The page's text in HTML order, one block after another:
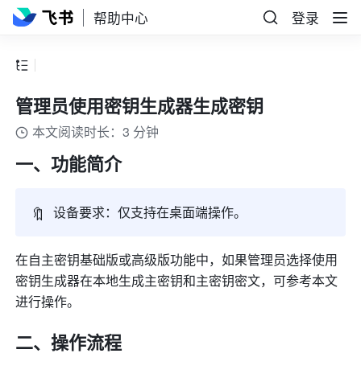
帮助中心 登录
管理员使用密钥生成器生成密钥
本文阅读时长：3 分钟
一、功能简介
🔖 设备要求：仅支持在桌面端操作。
在自主密钥基础版或高级版功能中，如果管理员选择使用
密钥生成器在本地生成主密钥和主密钥密文，可参考本文
进行操作。
二、操作流程